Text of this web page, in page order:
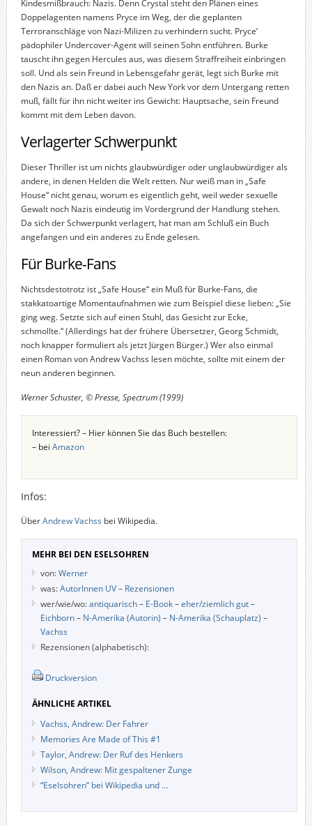
Kindesmißbrauch: Nazis. Denn Crystal steht den Plänen eines
Doppelagenten namens Pryce im Weg, der die geplanten
Terroranschläge von Nazi-Milizen zu verhindern sucht. Pryce‘
pädophiler Undercover-Agent will seinen Sohn entführen. Burke
tauscht ihn gegen Hercules aus, was diesem Straffreiheit einbringen
soll. Und als sein Freund in Lebensgefahr gerät, legt sich Burke mit
den Nazis an. Daß er dabei auch New York vor dem Untergang retten
muß, fällt für ihn nicht weiter ins Gewicht: Hauptsache, sein Freund
kommt mit dem Leben davon.
Verlagerter Schwerpunkt
Dieser Thriller ist um nichts glaubwürdiger oder unglaubwürdiger als
andere, in denen Helden die Welt retten. Nur weiß man in „Safe
House“ nicht genau, worum es eigentlich geht, weil weder sexuelle
Gewalt noch Nazis eindeutig im Vordergrund der Handlung stehen.
Da sich der Schwerpunkt verlagert, hat man am Schluß ein Buch
angefangen und ein anderes zu Ende gelesen.
Für Burke-Fans
Nichtsdestotrotz ist „Safe House“ ein Muß für Burke-Fans, die
stakkatoartige Momentaufnahmen wie zum Beispiel diese lieben: „Sie
ging weg. Setzte sich auf einen Stuhl, das Gesicht zur Ecke,
schmollte.“ (Allerdings hat der frühere Übersetzer, Georg Schmidt,
noch knapper formuliert als jetzt Jürgen Bürger.) Wer also einmal
einen Roman von Andrew Vachss lesen möchte, sollte mit einem der
neun anderen beginnen.
Werner Schuster, © Presse, Spectrum (1999)
Interessiert? – Hier können Sie das Buch bestellen:
– bei Amazon
Infos:
ÜberAndrew Vachss bei Wikipedia.
MEHR BEI DEN ESELSOHREN
von:Werner
was:AutorInnen UV– Rezensionen
wer/wie/wo:antiquarisch– E-Book–eher/ziemlich gut–
Eichborn– N-Amerika (Autorin) – N-Amerika (Schauplatz) –
Vachss
Rezensionen (alphabetisch):
Druckversion
ÄHNLICHE ARTIKEL
Vachss, Andrew: Der Fahrer
Memories Are Made of This #1
Taylor, Andrew: Der Ruf des Henkers
Wilson, Andrew: Mit gespaltener Zunge
“Eselsohren” bei Wikipedia und …